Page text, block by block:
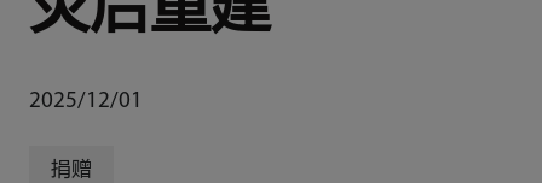
2025/12/01
捐赠